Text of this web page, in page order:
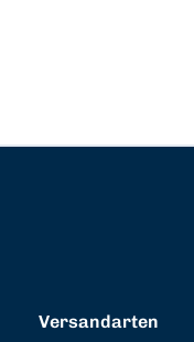
Versandarten